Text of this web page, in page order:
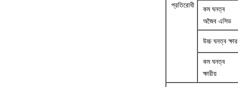
প্রতিরোধী
কম ঘনত্ব
অজৈব এসিড
উচ্চ ঘনত্ব ক্ষার
কম ঘনত্ব
ক্ষারীয়